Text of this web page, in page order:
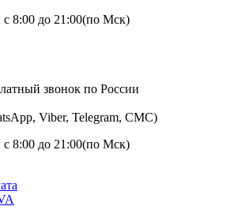
с 8:00 до 21:00(по Мск)
звонок по России
Viber, Telegram, СМС)
с 8:00 до 21:00(по Мск)